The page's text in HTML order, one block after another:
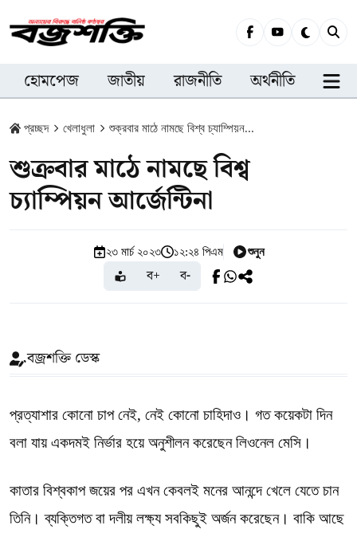
হোমপেজ জাতীয় রাজনীতি অর্থনীতি
প্রচ্ছদ খেলাধুলা শুক্রবার মাঠে নামছে বিশ্ব চ্যাম্পিয়ন...
শুক্রবার মাঠে নামছে বিশ্ব
চ্যাম্পিয়ন আর্জেন্টিনা
২৩ মার্চ ২০২৩ ১২:২৪ পিএম শুনুন
ব+ ব-
বজ্রশক্তি ডেস্ক
প্রত্যাশার কোনো চাপ নেই, নেই কোনো চাহিদাও। গত কয়েকটা দিন
বলা যায় একদমই নির্ভার হয়ে অনুশীলন করেছেন লিওনেল মেসি।
কাতার বিশ্বকাপ জয়ের পর এখন কেবলই মনের আনন্দে খেলে যেতে চান
তিনি। ব্যক্তিগত বা দলীয় লক্ষ্য সবকিছুই অর্জন করেছেন। বাকি আছে